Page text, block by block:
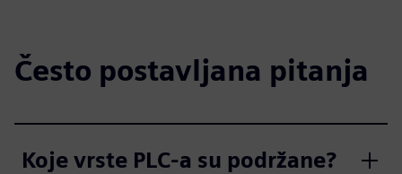
Često postavljana pitanja
Koje vrste PLC-a su podržane?